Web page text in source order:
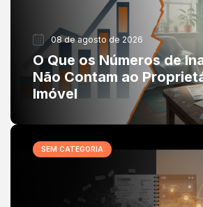
08 de agosto de 2026
O Que os Números de
Não Contam ao
Imóvel
SEM CATEGORIA